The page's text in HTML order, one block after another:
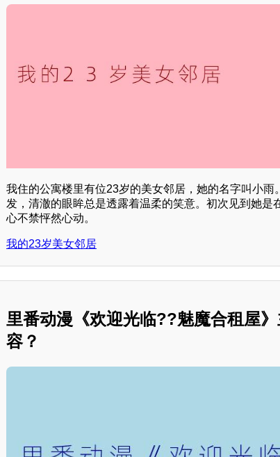
我住的公寓楼里有位23岁的美女邻居，她的名字叫小雨
发，清澈的眼眸总是透露着温柔的笑意。初次见到她是
心不禁怦然心动。
我的23岁美女邻居
里番动漫《欢迎光临??魅魔合租屋
容？